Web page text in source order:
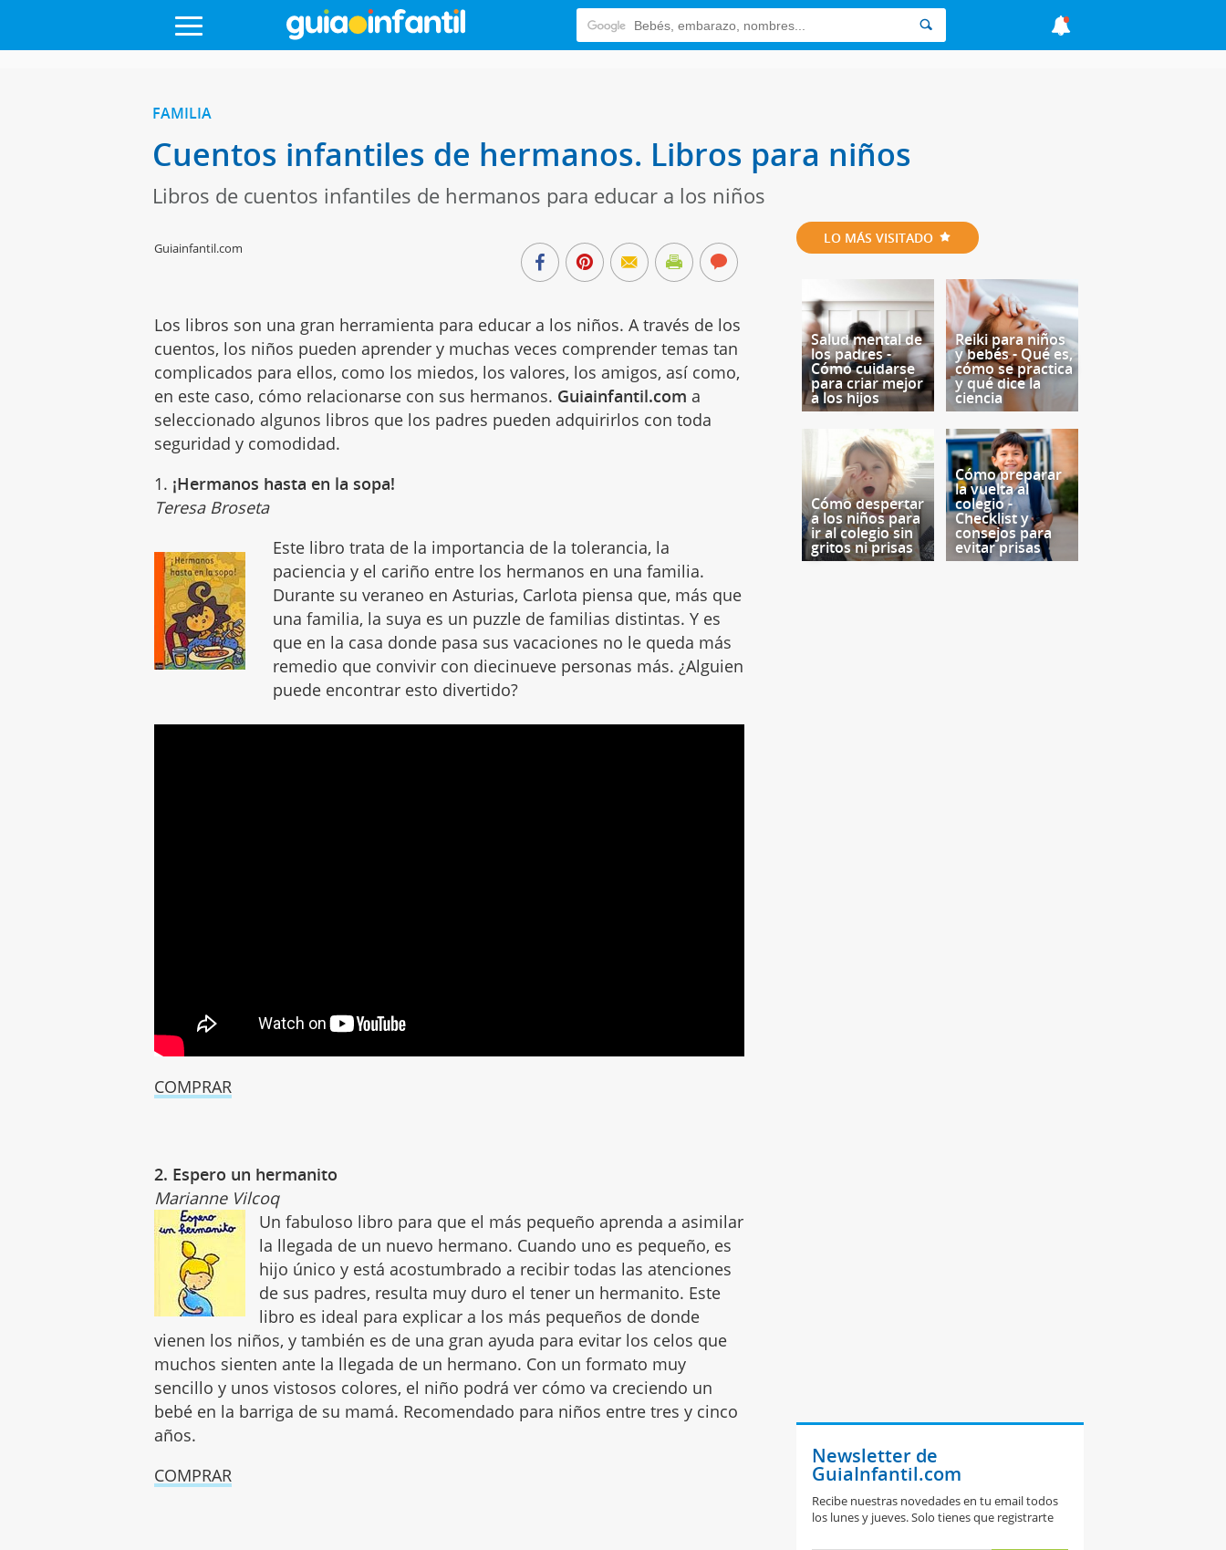
FAMILIA
Cuentos infantiles de hermanos. Libros para niños
Libros de cuentos infantiles de hermanos para educar a los niños
Guiainfantil.com
Los libros son una gran herramienta para educar a los niños. A través de los
cuentos, los niños pueden aprender y muchas veces comprender temas tan
complicados para ellos, como los miedos, los valores, los amigos, así como,
en este caso, cómo relacionarse con sus hermanos. Guiainfantil.com a
seleccionado algunos libros que los padres pueden adquirirlos con toda
seguridad y comodidad.
1. ¡Hermanos hasta en la sopa!
Teresa Broseta
Este libro trata de la importancia de la tolerancia, la
paciencia y el cariño entre los hermanos en una familia.
Durante su veraneo en Asturias, Carlota piensa que, más que
una familia, la suya es un puzzle de familias distintas. Y es
que en la casa donde pasa sus vacaciones no le queda más
remedio que convivir con diecinueve personas más. ¿Alguien
puede encontrar esto divertido?
COMPRAR
2. Espero un hermanito
Marianne Vilcoq
Un fabuloso libro para que el más pequeño aprenda a asimilar
la llegada de un nuevo hermano. Cuando uno es pequeño, es
hijo único y está acostumbrado a recibir todas las atenciones
de sus padres, resulta muy duro el tener un hermanito. Este
libro es ideal para explicar a los más pequeños de donde
vienen los niños, y también es de una gran ayuda para evitar los celos que
muchos sienten ante la llegada de un hermano. Con un formato muy
sencillo y unos vistosos colores, el niño podrá ver cómo va creciendo un
bebé en la barriga de su mamá. Recomendado para niños entre tres y cinco
años.
COMPRAR
LO MÁS VISITADO
Salud mental de
los padres -
Cómo cuidarse
para criar mejor
a los hijos
Reiki para niños
y bebés - Qué es,
cómo se practica
y qué dice la
ciencia
Cómo despertar
a los niños para
ir al colegio sin
gritos ni prisas
Cómo preparar
la vuelta al
colegio -
Checklist y
consejos para
evitar prisas
Newsletter de
GuiaInfantil.com
Recibe nuestras novedades en tu email todos
los lunes y jueves. Solo tienes que registrarte